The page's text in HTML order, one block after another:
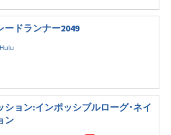
osusume-
osusume-
osusume-
osusume-
ードランナー2049
ション:インポッシブルローグ･ネイ
ン